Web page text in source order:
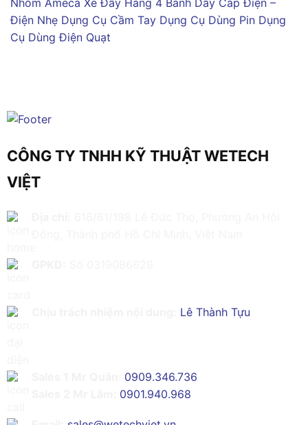
Điện Nhẹ Dụng Cụ Cầm Tay Dụng Cụ Dùng Pin Dụng
Cụ Dùng Điện Quạt
CÔNG TY TNHH KỸ THUẬT WETECH
VIỆT
Lê Thành Tựu
0909.346.736
0901.940.968